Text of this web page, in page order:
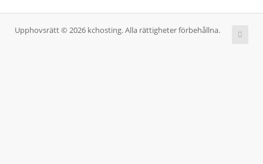
Upphovsrätt © 2026 kchosting. Alla rättigheter förbehållna.